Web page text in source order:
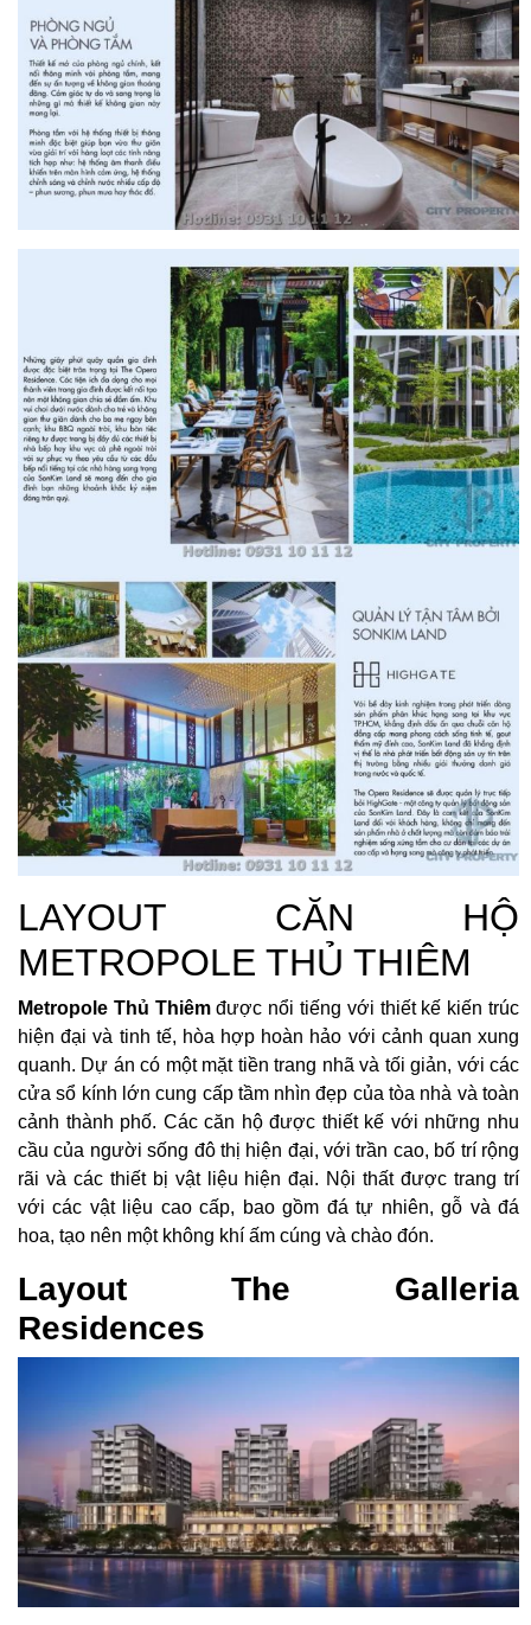
LAYOUT CĂN HỘ
METROPOLE THỦ THIÊM
Metropole Thủ Thiêmđược nổi tiếng với thiết kế kiến trúc
hiện đại và tinh tế, hòa hợp hoàn hảo với cảnh quan xung
quanh. Dự án có một mặt tiền trang nhã và tối giản, với các
cửa sổ kính lớn cung cấp tầm nhìn đẹp của tòa nhà và toàn
cảnh thành phố. Các căn hộ được thiết kế với những nhu
cầu của người sống đô thị hiện đại, với trần cao, bố trí rộng
rãi và các thiết bị vật liệu hiện đại. Nội thất được trang trí
với các vật liệu cao cấp, bao gồm đá tự nhiên, gỗ và đá
hoa, tạo nên một không khí ấm cúng và chào đón.
Layout The Galleria
Residences